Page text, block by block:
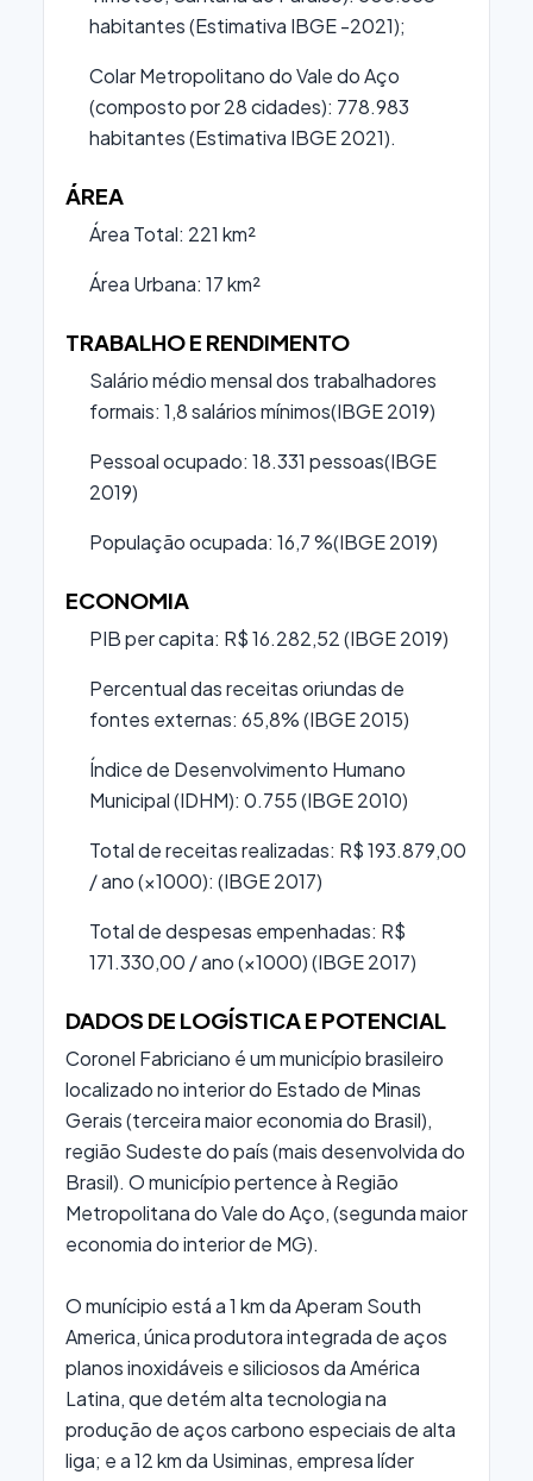
habitantes (Estimativa IBGE -2021);
Colar Metropolitano do Vale do Aço
(composto por 28 cidades): 778.983
habitantes (Estimativa IBGE 2021).
ÁREA
Área Total: 221 km²
Área Urbana: 17 km²
TRABALHO E RENDIMENTO
Salário médio mensal dos trabalhadores
formais: 1,8 salários mínimos(IBGE 2019)
Pessoal ocupado: 18.331 pessoas(IBGE
2019)
População ocupada: 16,7 %(IBGE 2019)
ECONOMIA
PIB per capita: R$ 16.282,52 (IBGE 2019)
Percentual das receitas oriundas de
fontes externas: 65,8% (IBGE 2015)
Índice de Desenvolvimento Humano
Municipal (IDHM): 0.755 (IBGE 2010)
Total de receitas realizadas: R$ 193.879,00
/ ano (×1000): (IBGE 2017)
Total de despesas empenhadas: R$
171.330,00 / ano (×1000) (IBGE 2017)
DADOS DE LOGÍSTICA E POTENCIAL
Coronel Fabriciano é um município brasileiro
localizado no interior do Estado de Minas
Gerais (terceira maior economia do Brasil),
região Sudeste do país (mais desenvolvida do
Brasil). O município pertence à Região
Metropolitana do Vale do Aço, (segunda maior
economia do interior de MG).
O munícipio está a 1 km da Aperam South
America, única produtora integrada de aços
planos inoxidáveis e siliciosos da América
Latina, que detém alta tecnologia na
produção de aços carbono especiais de alta
liga; e a 12 km da Usiminas, empresa líder